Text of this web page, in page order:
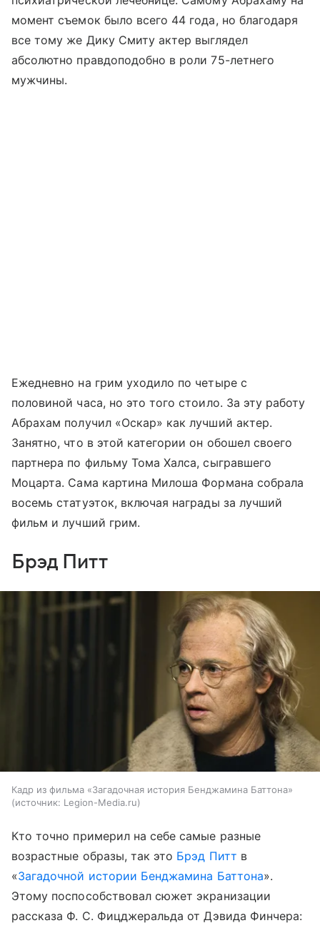
момент съемок было всего 44 года, но благодаря
все тому же Дику Смиту актер выглядел
абсолютно правдоподобно в роли 75-летнего
мужчины.
Ежедневно на грим уходило по четыре с
половиной часа, но это того стоило. За эту работу
Абрахам получил «Оскар» как лучший актер.
Занятно, что в этой категории он обошел своего
партнера по фильму Тома Халса, сыгравшего
Моцарта. Сама картина Милоша Формана собрала
восемь статуэток, включая награды за лучший
фильм и лучший грим.
Брэд Питт
Кадр из фильма «Загадочная история Бенджамина Баттона»
источник: Legion-Media.ru
Кто точно примерил на себе самые разные
возрастные образы, так это Брэд Питт в
«Загадочной истории Бенджамина Баттона».
Этому поспособствовал сюжет экранизации
рассказа Ф. С. Фицджеральда от Дэвида Финчера: